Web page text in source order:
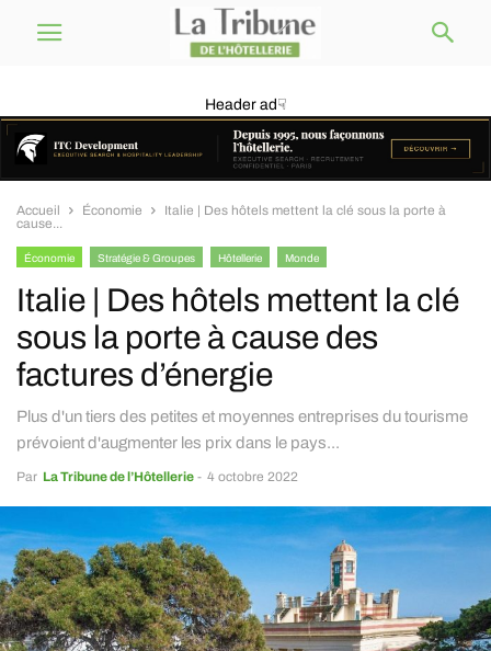
Header ad☟
Accueil Économie
Italie | Des hôtels mettent la clé sous la porte à
cause...
Économie Stratégie & Groupes Hôtellerie Monde
Italie | Des hôtels mettent la clé
sous la porte à cause des
factures d’énergie
Plus d'un tiers des petites et moyennes entreprises du tourisme
prévoient d'augmenter les prix dans le pays...
Par La Tribune de l’Hôtellerie - 4 octobre 2022